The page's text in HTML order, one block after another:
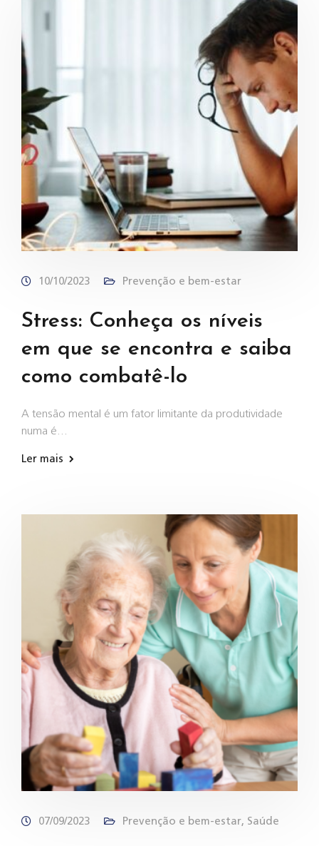
10/10/2023 Prevenção e bem-estar
Stress: Conheça os níveis
em que se encontra e saiba
como combatê-lo
A tensão mental é um fator limitante da produtividade
numa é…
Ler mais
07/09/2023 Prevenção e bem-estar, Saúde